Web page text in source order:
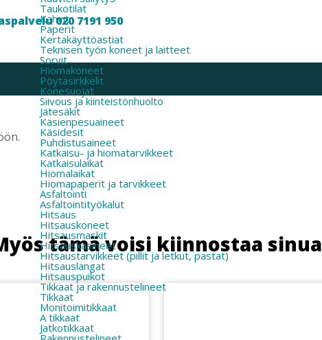
Taukotilat
Kahvit
Paperit
Kertakäyttöastiat
Teknisen työn koneet ja laitteet
Sorvit
Hiomakoneet
Pöytäsirkkelit
Konesuojat
Siivous ja kiinteistönhuolto
Jätesäkit
Käsienpesuaineet
Käsidesit
Puhdistusaineet
Katkaisu- ja hiomatarvikkeet
Katkaisulaikat
Hiomalaikat
Hiomapaperit ja tarvikkeet
Asfaltointi
Asfaltointityökalut
Hitsaus
Hitsauskoneet
Hitsausmaskit
Hitsauskäsineet
Hitsaustarvikkeet (pillit ja letkut, pastat)
Hitsauslangat
Hitsauspuikot
Tikkaat ja rakennustelineet
Tikkaat
Monitoimitikkaat
A tikkaat
Jatkotikkaat
020 7191 950
tämä voisi kiinnostaa sinua